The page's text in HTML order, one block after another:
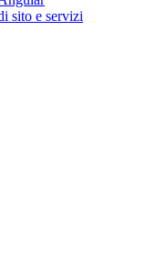
sito e servizi